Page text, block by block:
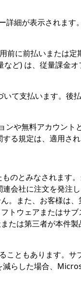
細が表示されます
前に前払いまたは
ど) は、従量課金オ
て支払います。後
ンや無料アカウント
る規定は、適用され
のとみなされます
会社に注文を発注
。また、お客様は
トウェアまたはサ
たは第三者が本件
ともあります。サ
減らした場合、